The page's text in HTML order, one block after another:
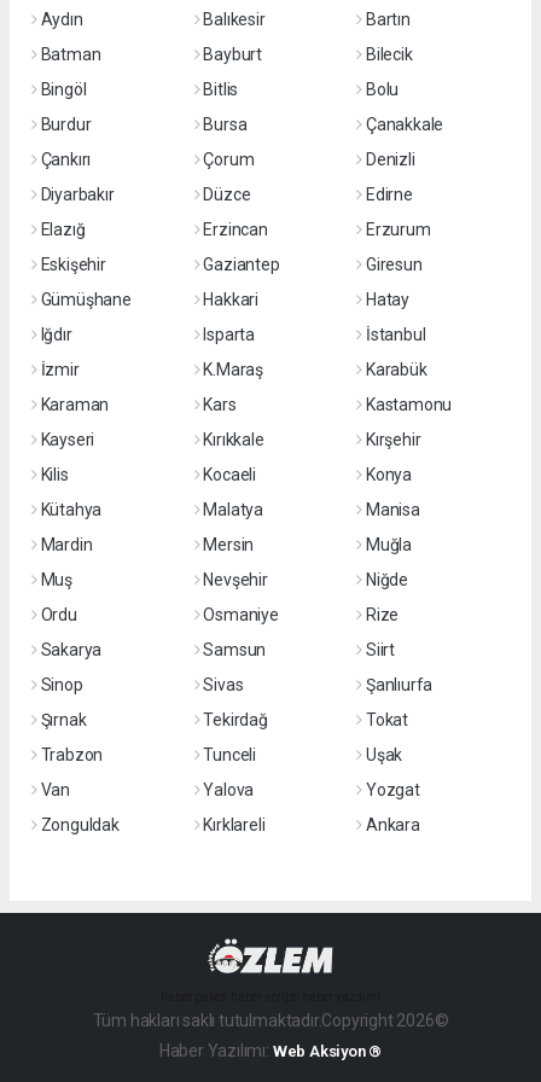
Aydın
Balıkesir
Bartın
Batman
Bayburt
Bilecik
Bingöl
Bitlis
Bolu
Burdur
Bursa
Çanakkale
Çankırı
Çorum
Denizli
Diyarbakır
Düzce
Edirne
Elazığ
Erzincan
Erzurum
Eskişehir
Gaziantep
Giresun
Gümüşhane
Hakkari
Hatay
Iğdır
Isparta
İstanbul
İzmir
K.Maraş
Karabük
Karaman
Kars
Kastamonu
Kayseri
Kırıkkale
Kırşehir
Kilis
Kocaeli
Konya
Kütahya
Malatya
Manisa
Mardin
Mersin
Muğla
Muş
Nevşehir
Niğde
Ordu
Osmaniye
Rize
Sakarya
Samsun
Siirt
Sinop
Sivas
Şanlıurfa
Şırnak
Tekirdağ
Tokat
Trabzon
Tunceli
Uşak
Van
Yalova
Yozgat
Zonguldak
Kırklareli Ankara
Tüm hakları saklı tutulmaktadır.Copyright 2026©
Haber Yazılımı: Web Aksiyon ®